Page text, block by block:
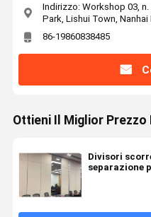
Indirizzo: Workshop 03, n.
Park, Lishui Town,
86-19860838485
Ottieni Il Miglior Prezzo
Divisori
separazione